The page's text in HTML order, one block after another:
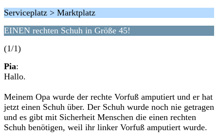
Serviceplatz > Marktplatz
EINEN rechten Schuh in Größe 45!
(1/1)
Pia:
Hallo.
Meinem Opa wurde der rechte Vorfuß amputiert und er hat
jetzt einen Schuh über. Der Schuh wurde noch nie getragen
und es gibt mit Sicherheit Menschen die einen rechten
Schuh benötigen, weil ihr linker Vorfuß amputiert wurde.